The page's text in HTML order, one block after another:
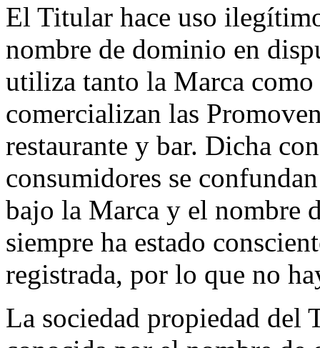
El Titular hace uso
nombre de dominio en
utiliza tanto la Marca
comercializan las
restaurante y bar. Dicha
consumidores se
bajo la Marca y el nombre
siempre ha estado
registrada, por lo que no
La sociedad propiedad del